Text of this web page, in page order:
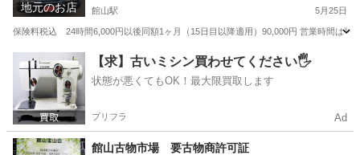
地元のお店 館山駅 5月25日
保険料税込 24時間6,000円以後同額1ヶ月（15日目以降適用）90,000円 営業時間は平
千葉 館山市 館山駅 引っ越し 貸出
【求】古いミシン買わせてください🖐️
状態が悪くてもOK！最大限買取します
プリフラ Ad
館山古物市場 要古物商許可証